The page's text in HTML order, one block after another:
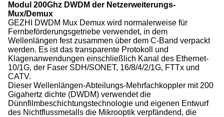
Modul 200Ghz DWDM der Netzerweiterungs-
Mux/Demux
GEZHI
DWDM Mux Demux wird normalerweise für
Fernbeförderungsgetriebe verwendet, in dem
Wellenlängen fest zusammen über dem C-Band verpackt
werden. Es ist das transparente Protokoll und
Klagenanwendungen einschließlich Kanal des Ethernet-
10/1G, der Faser SDH/SONET, 16/8/4/2/1G, FTTx und
CATV.
Dieser Wellenlängen-Abteilungs-Mehrfachkoppler mit 200
Gigahertz dichte (DWDM) verwendet die
Dünnfilmbeschichtungstechnologie und eigenen Entwurf
des Nichtflussmetalls die Mikrooptik verpfändend, die